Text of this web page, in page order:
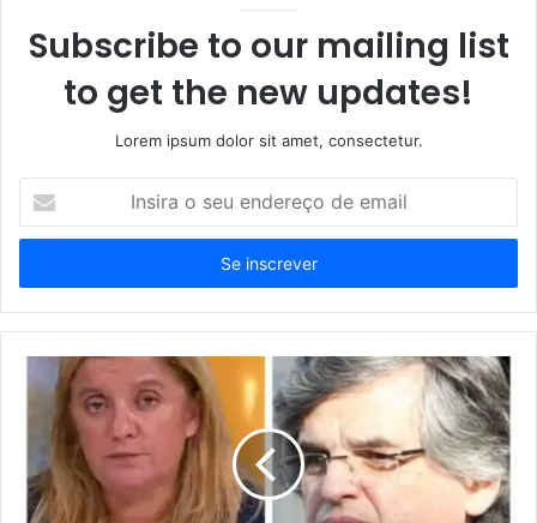
Subscribe to our mailing list
to get the new updates!
Lorem ipsum dolor sit amet, consectetur.
seu
de
email